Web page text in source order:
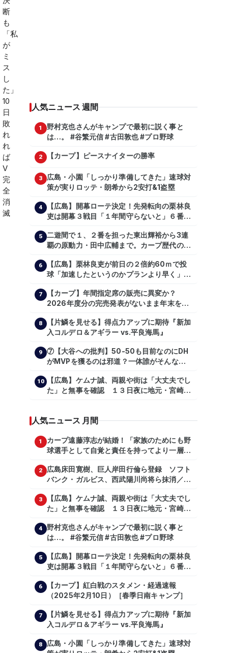
人気ニュース 週間
1
野村克也さんがキャンプで最初に説く事と
は…。 #谷繁元信 #古田敦也 #プロ野球
2 【カープ】ピースナイターの勝率
3
広島・小園「しっかり準備してきた」速球対
策が実りロッテ・朗希から2安打&1盗塁
4
【広島】開幕ローテ決定！先発転向の栗林良
吏は開幕３戦目「１年間守らないと」６番手
5
二遊間で１、２番を担った東出輝裕から3連
覇の原動力・田中広輔まで。カープ歴代のシ
6
【広島】栗林良吏が前日の２倍約60ｍで投
球「加速したというのかプランより早く」自
7
【カープ】年間指定席の販売に異変か？
2026年度分の完売発表がないまま年末を迎
8
【片鱗を見せる】得点力アップに期待『新加
入コルデロ＆アギラー vs.平良海馬』
9
⑦【大谷への批判】50-50も目前なのにDH
がMVPを獲るのは邪道？一体誰がそんな事
【shoheiohtani】【池田親興】【高橋慶
彦】【広島東洋カープ】【プロ野球】
10
【広島】ケムナ誠、両親や街は「大丈夫でし
た」と無事を確認 １３日夜に地元・宮崎県
人気ニュース 月間
1
カープ遠藤淳志が結婚！「家族のためにも野
球選手として自覚と責任を持ってより一層頑
2
広島床田寛樹、巨人岸田行倫ら登録 ソフト
バンク・ガルビス、西武陽川尚将ら抹消／２
3
【広島】ケムナ誠、両親や街は「大丈夫でし
た」と無事を確認 １３日夜に地元・宮崎県
4
野村克也さんがキャンプで最初に説く事と
は…。 #谷繁元信 #古田敦也 #プロ野球
5
【広島】開幕ローテ決定！先発転向の栗林良
吏は開幕３戦目「１年間守らないと」６番手
6
【カープ】紅白戦のスタメン・経過速報
（2025年2月10日）［春季日南キャンプ］
7
【片鱗を見せる】得点力アップに期待『新加
入コルデロ＆アギラー vs.平良海馬』
8
広島・小園「しっかり準備してきた」速球対